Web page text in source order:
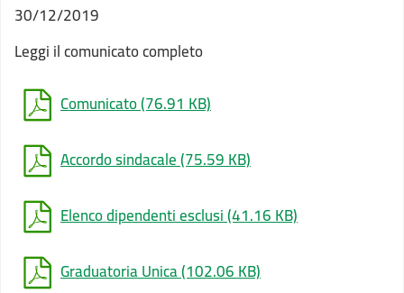
30/12/2019
Leggi il comunicato completo
Comunicato(76.91 KB)
Accordo sindacale(75.59 KB)
Elenco dipendenti esclusi(41.16 KB)
Graduatoria Unica(102.06 KB)